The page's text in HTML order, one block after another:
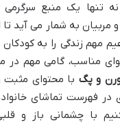
تنها یک منبع سرگرمی
و مربیان به شمار می آید
مهم زندگی را به
مناسب، گامی مهم
و پگ با محتوای
در فهرست تماشای
با چشمانی باز و